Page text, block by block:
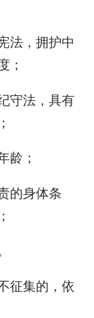
法，拥护中
；
守法，具有
龄；
的身体条
征集的，依